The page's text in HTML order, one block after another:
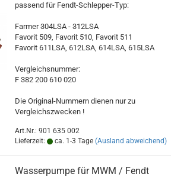
passend für Fendt-Schlepper-Typ:
Farmer 304LSA - 312LSA
Favorit 509, Favorit 510, Favorit 511
Favorit 611LSA, 612LSA, 614LSA, 615LSA
Vergleichsnummer:
F 382 200 610 020
Die Original-Nummern dienen nur zu
Vergleichszwecken !
Art.Nr.: 901 635 002
Lieferzeit:
ca. 1-3 Tage (Ausland abweichend)
Wasserpumpe für MWM / Fendt